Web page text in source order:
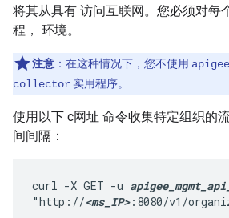
将其从具有 访问互联网。您必须对每
程， 环境。
注意 ：在这种情况下，您不使用
collector 实用程序。
使用以下 c网址 命令收集特定组织的
间间隔：
curl -X GET -u
"http://<ms_IP>:8080/v1/